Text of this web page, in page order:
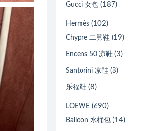
Gucci 女包 (187)
Hermès (102)
Chypre 二舅鞋 (19)
Encens 50 凉鞋 (3)
Santorini 凉鞋 (8)
乐福鞋 (8)
LOEWE (690)
Balloon 水桶包 (14)